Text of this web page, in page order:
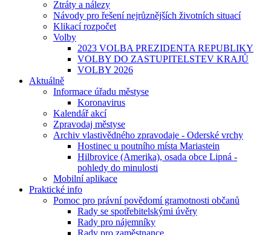
Ztráty a nálezy
Návody pro řešení nejrůznějších životních situací
Klikací rozpočet
Volby
2023 VOLBA PREZIDENTA REPUBLIKY
VOLBY DO ZASTUPITELSTEV KRAJŮ
VOLBY 2026
Aktuálně
Informace úřadu městyse
Koronavirus
Kalendář akcí
Zpravodaj městyse
Archiv vlastivědného zpravodaje - Oderské vrchy
Hostinec u poutního místa Mariastein
Hilbrovice (Amerika), osada obce Lipná -
pohledy do minulosti
Mobilní aplikace
Praktické info
Pomoc pro právní povědomí gramotnosti občanů
Rady se spotřebitelskými úvěry
Rady pro nájemníky
Rady pro zaměstnance